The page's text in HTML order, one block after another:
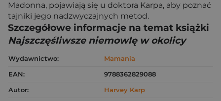
Madonna, pojawiają się u doktora Karpa, aby poznać
tajniki jego nadzwyczajnych metod.
Szczegółowe informacje na temat książki
Najszczęśliwsze niemowlę w okolicy
Wydawnictwo:
Mamania
EAN:
9788362829088
Autor:
Harvey Karp